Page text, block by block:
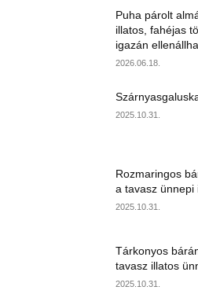
Puha párolt
illatos, fahéjas
igazán
2026.06.18.
2025.10.31.
Rozmaringos
a tavasz ünnepi
2025.10.31.
Tárkonyos
tavasz illatos
2025.10.31.